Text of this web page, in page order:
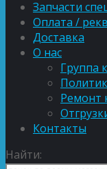
Запчасти
Оплата /
Доставка
О нас
Группа
Ремонт
Контакты
Найти: